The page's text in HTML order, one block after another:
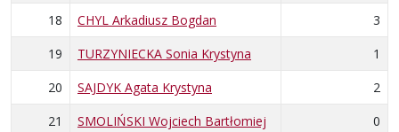
18
CHYL Arkadiusz Bogdan
3
19
TURZYNIECKA Sonia Krystyna
1
20
SAJDYK Agata Krystyna
2
21
SMOLIŃSKI Wojciech Bartłomiej
0